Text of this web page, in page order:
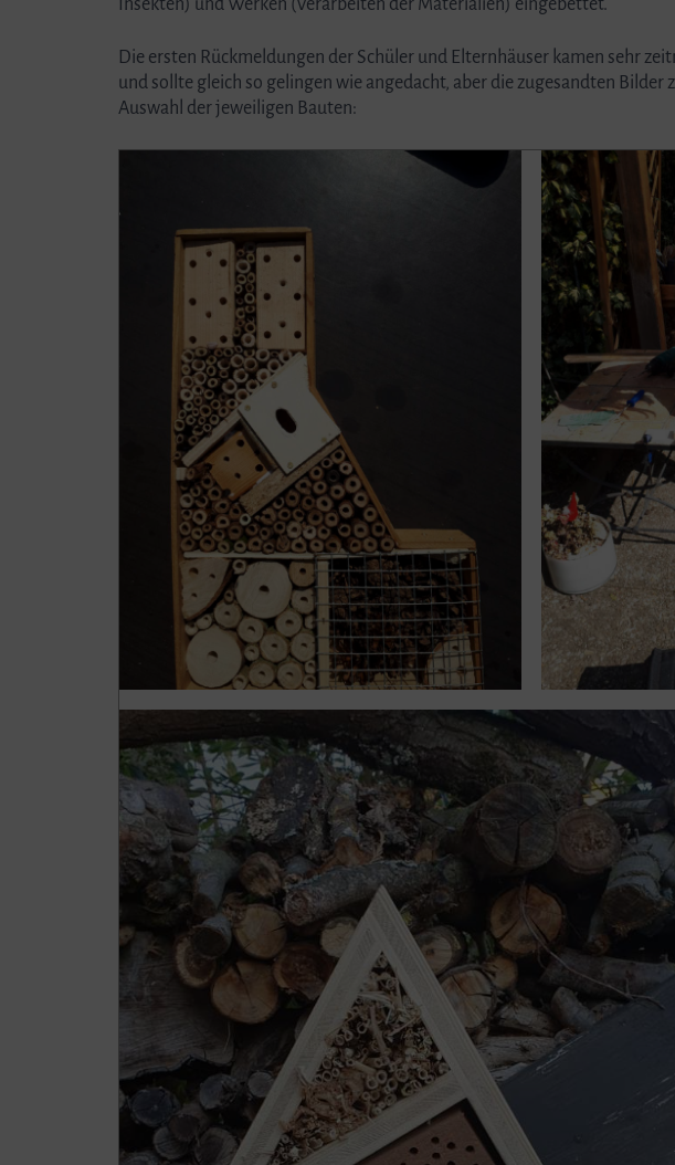
Die ersten Rückmeldungen der Schüler und Elternhäuser kamen sehr
und sollte gleich so gelingen wie angedacht, aber die zugesandten
Auswahl der jeweiligen Bauten: